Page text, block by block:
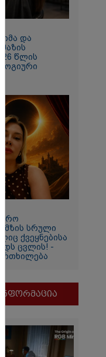
და
წლის
მზის სრული
ქვეყნებისა
ცვლის! -